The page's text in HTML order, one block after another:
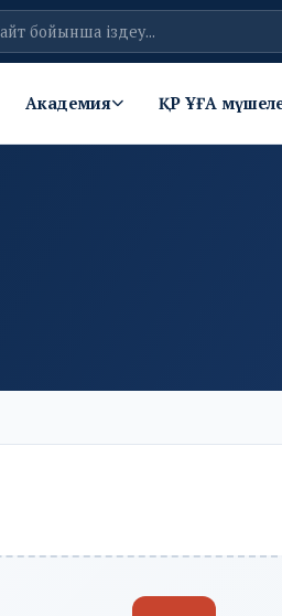
Академия ҚР ҰҒА